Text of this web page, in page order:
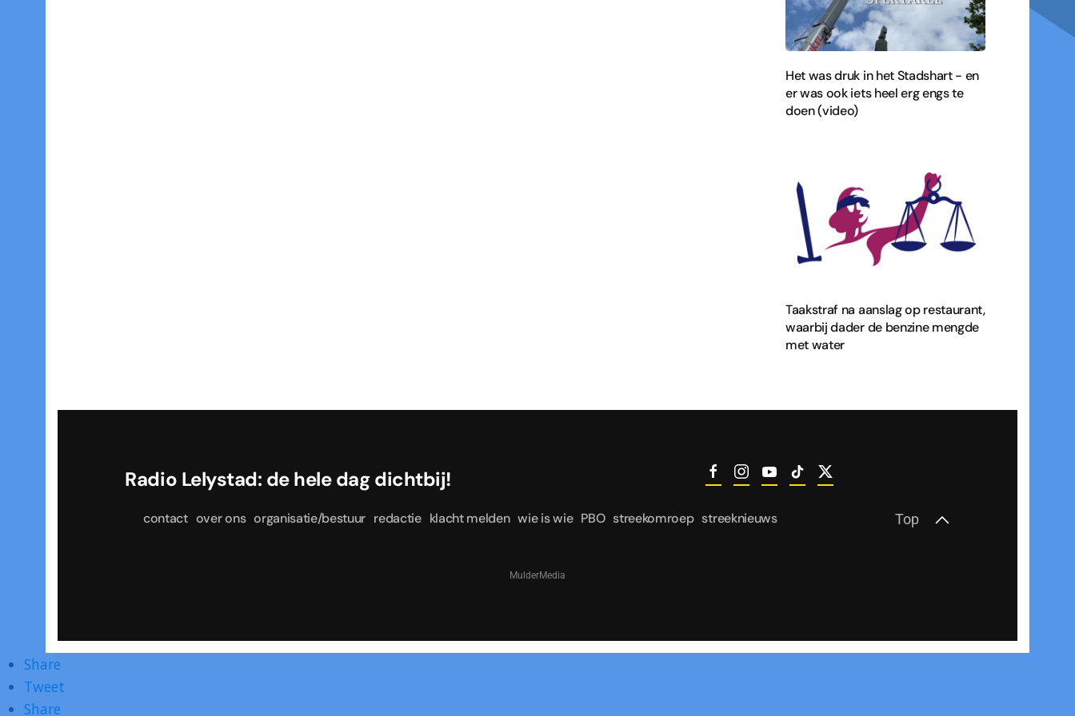
Het was druk in het Stadshart - en
er was ook iets heel erg engs te
doen (video)
Taakstraf na aanslag op restaurant,
waarbij dader de benzine mengde
met water
Radio Lelystad: de hele dag dichtbij!
contact over ons organisatie/bestuur redactie klacht melden wie is wie PBO streekomroep streeknieuws Top
MulderMedia
Share
Tweet
Share